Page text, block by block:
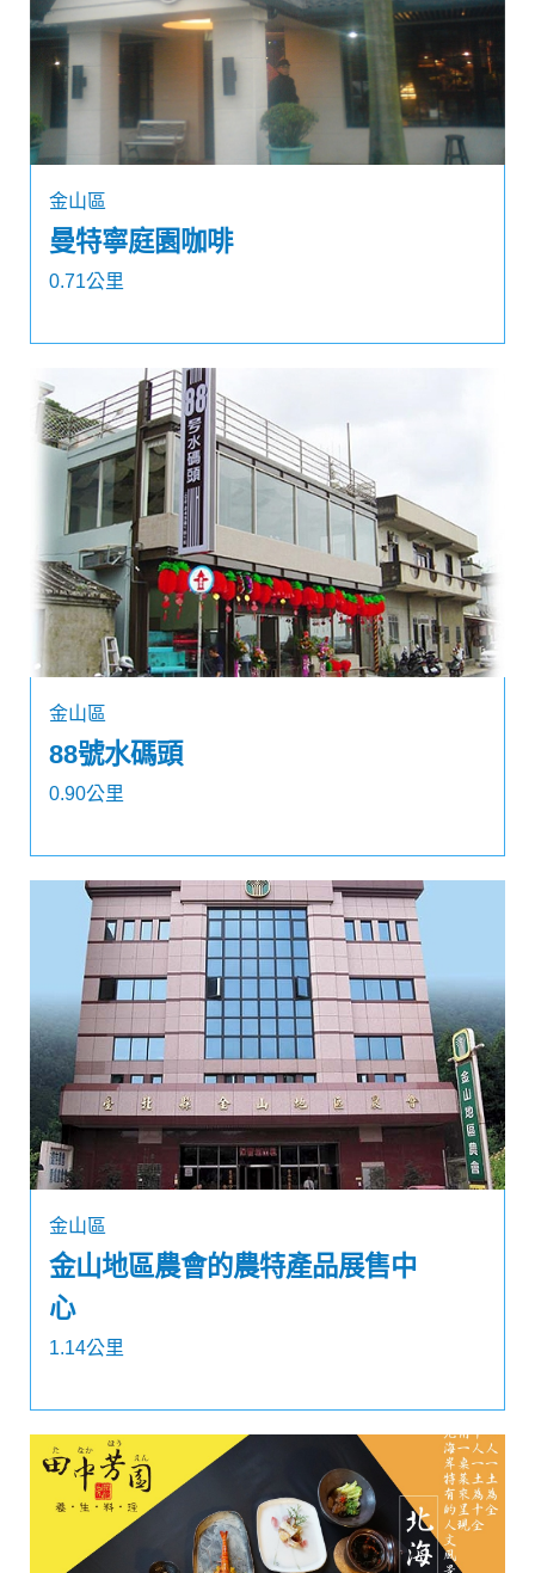
金山區
曼特寧庭園咖啡
0.71公里
金山區
88號水碼頭
0.90公里
金山區
金山地區農會的農特產品展售中
心
1.14公里